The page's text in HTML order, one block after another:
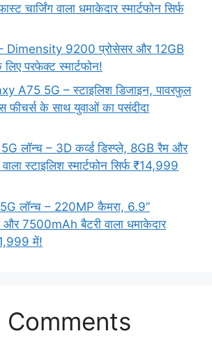
चार्जिंग वाला धमाकेदार स्मार्टफोन सिर्फ
Dimensity 9200 प्रोसेसर और 12GB
परफेक्ट स्मार्टफोन!
A75 5G – स्टाइलिश डिजाइन, पावरफुल
फीचर्स के साथ युवाओं का पसंदीदा
लॉन्च – 3D कर्व्ड डिस्प्ले, 8GB रैम और
स्टाइलिश स्मार्टफोन सिर्फ ₹14,999
लॉन्च – 220MP कैमरा, 6.9”
7500mAh बैटरी वाला धमाकेदार
में!
Comments